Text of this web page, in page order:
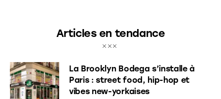
Articles en tendance
La Brooklyn Bodega s’installe à
Paris : street food, hip-hop et
vibes new-yorkaises